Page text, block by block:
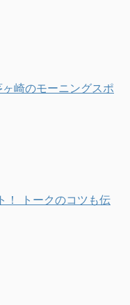
崎のモーニングスポ
！ トークのコツも伝